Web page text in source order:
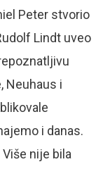
Peter stvorio
Lindt uveo
Neuhaus i
i danas.
nije bila